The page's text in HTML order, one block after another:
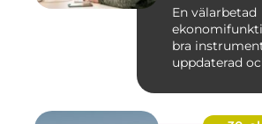
En välarbetad
bra
uppdaterad